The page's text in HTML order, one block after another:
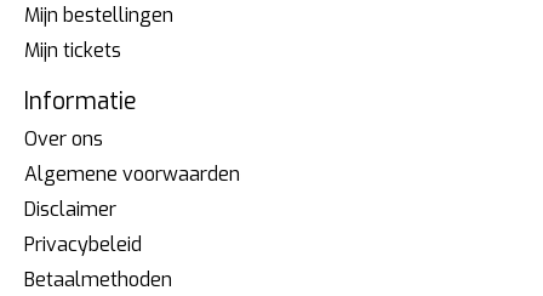
Mijn bestellingen
Mijn tickets
Informatie
Over ons
Algemene voorwaarden
Disclaimer
Privacybeleid
Betaalmethoden